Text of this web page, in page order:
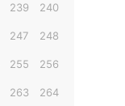
239 240
247 248
255 256
263 264